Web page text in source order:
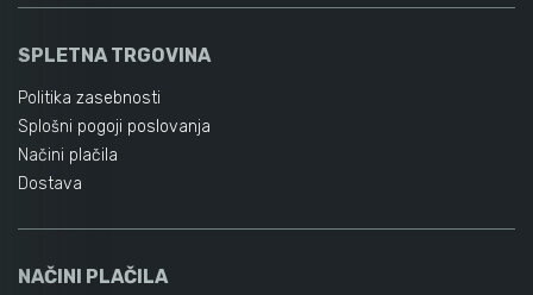
SPLETNA TRGOVINA
Politika zasebnosti
Splošni pogoji poslovanja
Načini plačila
Dostava
NAČINI PLAČILA